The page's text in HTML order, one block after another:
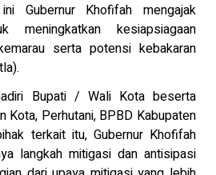
Gubernur Khofifah mengajak
meningkatkan kesiapsiagaan
serta potensi kebakaran
Bupati / Wali Kota beserta
Kota, Perhutani, BPBD Kabupaten
terkait itu, Gubernur Khofifah
langkah mitigasi dan antisipasi